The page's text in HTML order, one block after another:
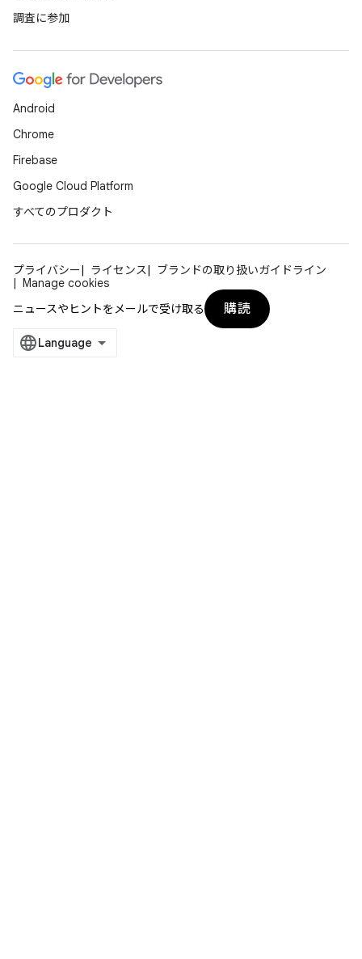
調査に参加
Android
Chrome
Firebase
Google Cloud Platform
すべてのプロダクト
プライバシー ライセンス
ブランドの取り扱いガイドライン
Manage cookies
ニュースやヒントをメールで受け取る
購読